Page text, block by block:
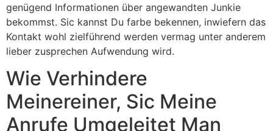
genügend Informationen über angewandten Junkie
bekommst. Sic kannst Du farbe bekennen, inwiefern das
Kontakt wohl zielführend werden vermag unter anderem
lieber zusprechen Aufwendung wird.
Wie Verhindere
Meinereiner, Sic Meine
Anrufe Umgeleitet Man